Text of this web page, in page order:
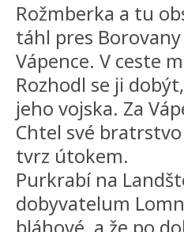
Rožmberka a tu
táhl pres
Vápence. V ceste
Rozhodl se ji
jeho vojska. Za
Chtel své
tvrz útokem.
Purkrabí na
dobyvatelum